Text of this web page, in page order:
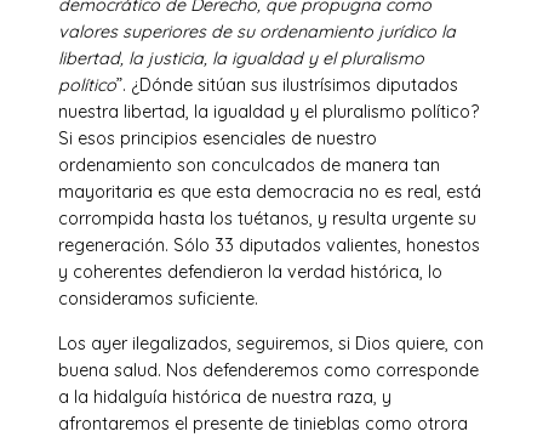
democrático de Derecho, que propugna como
valores superiores de su ordenamiento jurídico la
libertad, la justicia, la igualdad y el pluralismo
político”. ¿Dónde sitúan sus ilustrísimos diputados
nuestra libertad, la igualdad y el pluralismo político?
Si esos principios esenciales de nuestro
ordenamiento son conculcados de manera tan
mayoritaria es que esta democracia no es real, está
corrompida hasta los tuétanos, y resulta urgente su
regeneración. Sólo 33 diputados valientes, honestos
y coherentes defendieron la verdad histórica, lo
consideramos suficiente.
Los ayer ilegalizados, seguiremos, si Dios quiere, con
buena salud. Nos defenderemos como corresponde
a la hidalguía histórica de nuestra raza, y
afrontaremos el presente de tinieblas como otrora